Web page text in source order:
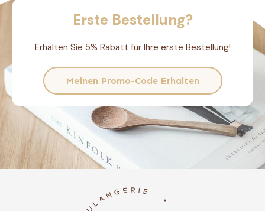
Erste Bestellung?
Erhalten Sie 5% Rabatt für Ihre erste Bestellung!
Meinen Promo-Code Erhalten